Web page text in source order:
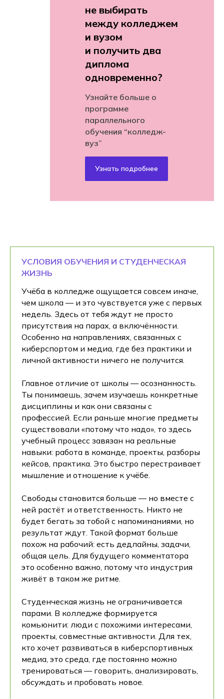
не выбирать
между колледжем
и вузом
и получить два
диплома
одновременно?
Узнайте больше о
программе
параллельного
обучения “колледж-
вуз”
Узнать подробнее
УСЛОВИЯ ОБУЧЕНИЯ И СТУДЕНЧЕСКАЯ
ЖИЗНЬ
Учёба в колледже ощущается совсем иначе,
чем школа — и это чувствуется уже с первых
недель. Здесь от тебя ждут не просто
присутствия на парах, а включённости.
Особенно на направлениях, связанных с
киберспортом и медиа, где без практики и
личной активности ничего не получится.
Главное отличие от школы — осознанность.
Ты понимаешь, зачем изучаешь конкретные
дисциплины и как они связаны с
профессией. Если раньше многие предметы
существовали «потому что надо», то здесь
учебный процесс завязан на реальные
навыки: работа в команде, проекты, разборы
кейсов, практика. Это быстро перестраивает
мышление и отношение к учёбе.
Свободы становится больше — но вместе с
ней растёт и ответственность. Никто не
будет бегать за тобой с напоминаниями, но
результат ждут. Такой формат больше
похож на рабочий: есть дедлайны, задачи,
общая цель. Для будущего комментатора
это особенно важно, потому что индустрия
живёт в таком же ритме.
Студенческая жизнь не ограничивается
парами. В колледже формируется
комьюнити: люди с похожими интересами,
проекты, совместные активности. Для тех,
кто хочет развиваться в киберспортивных
медиа, это среда, где постоянно можно
тренироваться — говорить, анализировать,
обсуждать и пробовать новое.